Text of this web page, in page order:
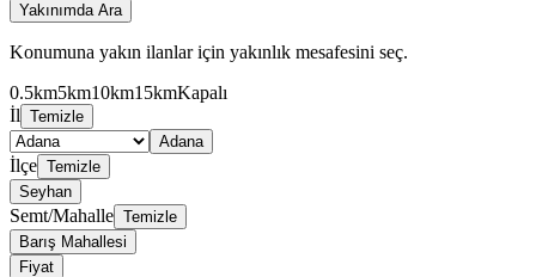
Yakınımda Ara
Konumuna yakın ilanlar için yakınlık mesafesini seç.
0.5km5km10km15kmKapalı
İl Temizle
Adana
İlçe Temizle
Seyhan
Semt/Mahalle Temizle
Barış Mahallesi
Fiyat